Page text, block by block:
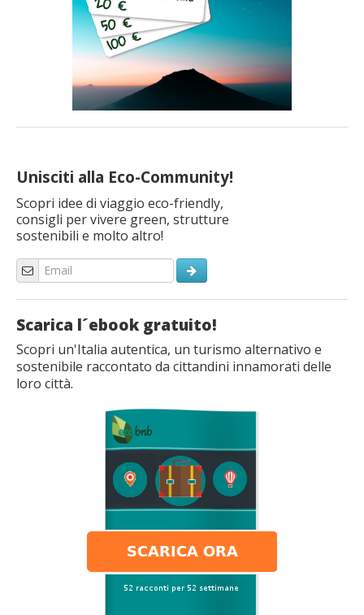
Unisciti alla Eco-Community!
Scopri idee di viaggio eco-friendly,
consigli per vivere green, strutture
sostenibili e molto altro!
Scarica l´ebook gratuito!
Scopri un'Italia autentica, un turismo alternativo e
sostenibile raccontato da cittandini innamorati delle
loro città.